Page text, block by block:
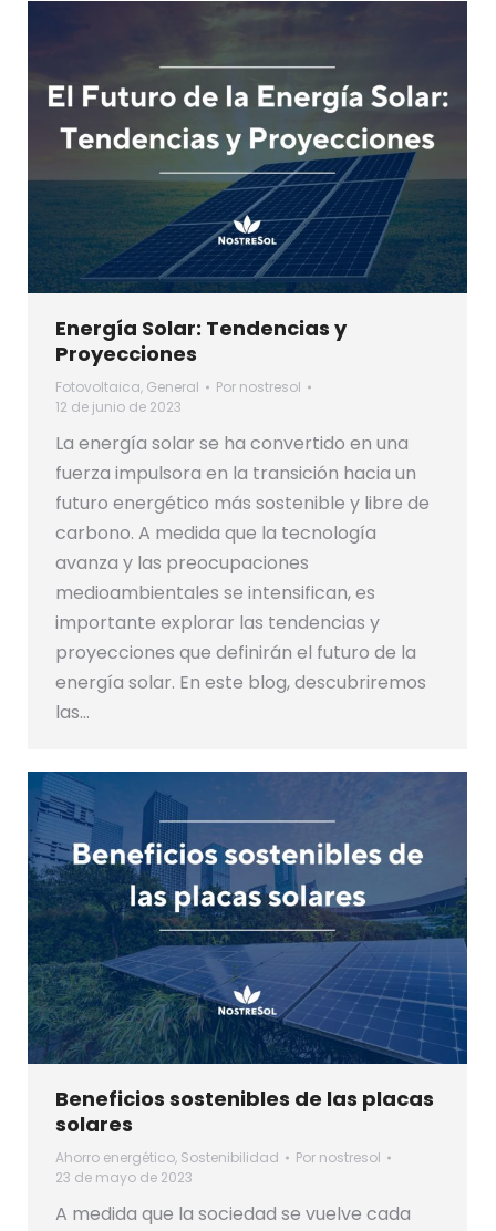
Energía Solar: Tendencias y
Proyecciones
Fotovoltaica, General Por nostresol
12 de junio de 2023
La energía solar se ha convertido en una
fuerza impulsora en la transición hacia un
futuro energético más sostenible y libre de
carbono. A medida que la tecnología
avanza y las preocupaciones
medioambientales se intensifican, es
importante explorar las tendencias y
proyecciones que definirán el futuro de la
energía solar. En este blog, descubriremos
las…
Beneficios sostenibles de las placas
solares
Ahorro energético, Sostenibilidad Por nostresol
23 de mayo de 2023
A medida que la sociedad se vuelve cada